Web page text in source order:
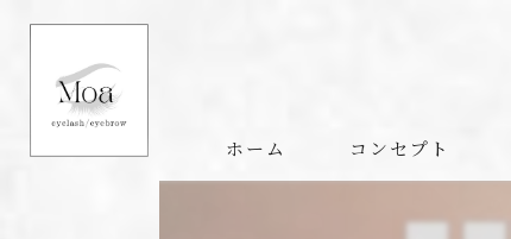
ホーム コンセプト